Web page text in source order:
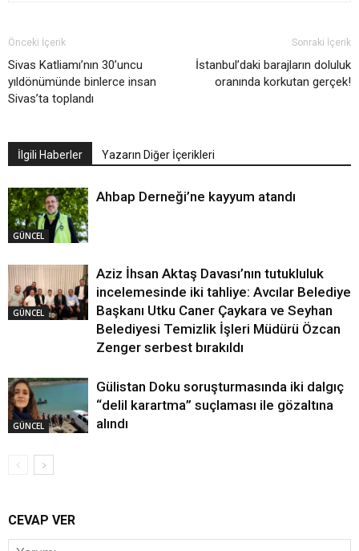
Önceki İçerik
Sivas Katliamı’nın 30’uncu
yıldönümünde binlerce insan
Sivas’ta toplandı
Sonraki İçerik
İstanbul’daki barajların doluluk
oranında korkutan gerçek!
İlgili Haberler Yazarın Diğer İçerikleri
GÜNCEL
Ahbap Derneği’ne kayyum atandı
GÜNCEL
Aziz İhsan Aktaş Davası’nın tutukluluk
incelemesinde iki tahliye: Avcılar Belediye
Başkanı Utku Caner Çaykara ve Seyhan
Belediyesi Temizlik İşleri Müdürü Özcan
Zenger serbest bırakıldı
GÜNCEL
Gülistan Doku soruşturmasında iki dalgıç
“delil karartma” suçlaması ile gözaltına
alındı
CEVAP VER